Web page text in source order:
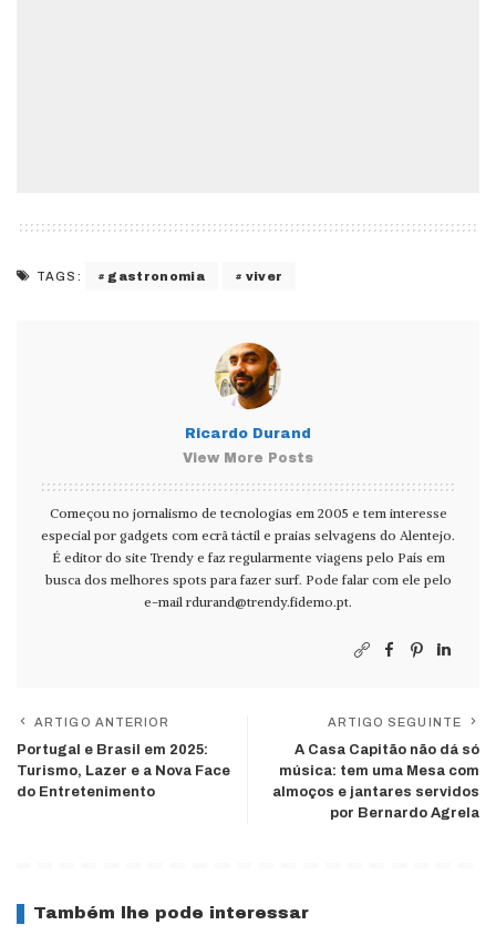
TAGS: gastronomia viver
Ricardo Durand
View More Posts
Começou no jornalismo de tecnologias em 2005 e tem interesse
especial por gadgets com ecrã táctil e praias selvagens do Alentejo.
É editor do site Trendy e faz regularmente viagens pelo País em
busca dos melhores spots para fazer surf. Pode falar com ele pelo
e-mail rdurand@trendy.fidemo.pt.
ARTIGO ANTERIOR
Portugal e Brasil em 2025:
Turismo, Lazer e a Nova Face
do Entretenimento
ARTIGO SEGUINTE
A Casa Capitão não dá só
música: tem uma Mesa com
almoços e jantares servidos
por Bernardo Agrela
Também lhe pode interessar